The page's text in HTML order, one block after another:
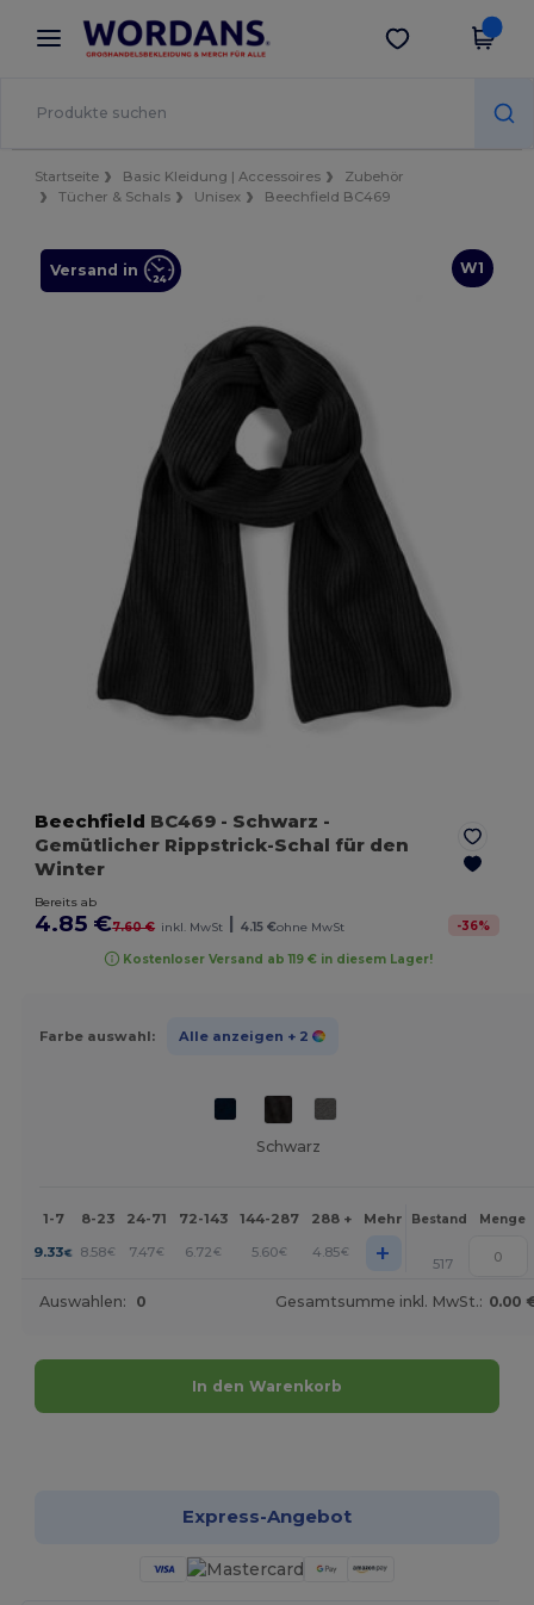
× Wordans App
Bessere Preise in der App!
App holen
Startseite Basic Kleidung | Accessoires
Zubehör
Tücher & Schals
Unisex Beechfield BC469
W1
Versand in
Beechfield BC469 - Schwarz -
Gemütlicher Rippstrick-Schal für den
Winter
Bereits ab
4.85 €7.60 € inkl. MwSt | 4.15 €ohne MwSt -36%
Kostenloser Versand ab 119 € in diesem Lager!
Farbe auswahl: Alle anzeigen + 2
Schwarz
1-7 8-23 24-71 72-143 144-287 288 + Mehr Bestand Menge
9.33€ 8.58€ 7.47€ 6.72€ 5.60€ 4.85€ + 517
Auswahlen: 0 Gesamtsumme inkl. MwSt.: 0.00
In den Warenkorb
Express-Angebot